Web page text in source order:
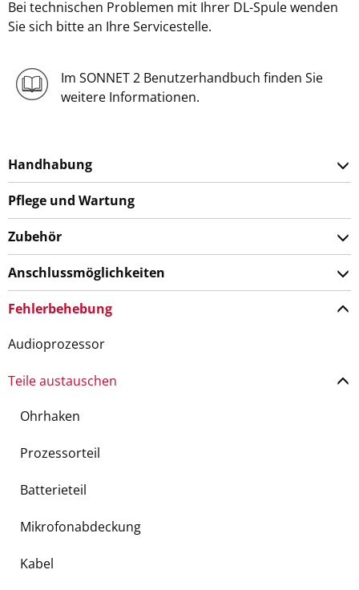
Bei technischen Problemen mit Ihrer DL-Spule wenden
Sie sich bitte an Ihre Servicestelle.
Im SONNET 2 Benutzerhandbuch finden Sie
weitere Informationen.
Handhabung
Pflege und Wartung
Zubehör
Anschlussmöglichkeiten
Fehlerbehebung
Audioprozessor
Teile austauschen
Ohrhaken
Prozessorteil
Batterieteil
Mikrofonabdeckung
Kabel